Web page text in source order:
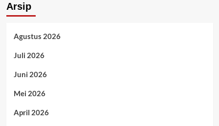
Arsip
Agustus 2026
Juli 2026
Juni 2026
Mei 2026
April 2026